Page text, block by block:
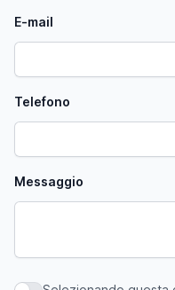
E-mail
Telefono
Messaggio